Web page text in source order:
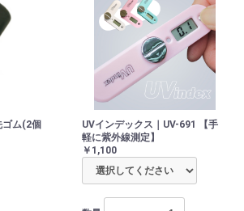
ム(2個
UVインデックス｜UV-691 【手
軽に紫外線測定】
￥1,100